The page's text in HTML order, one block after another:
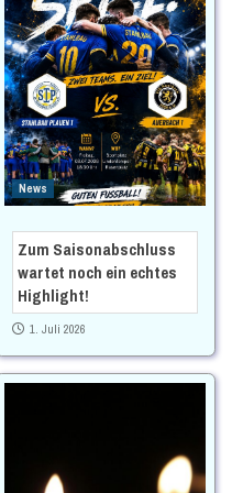
News
Zum Saisonabschluss
wartet noch ein echtes
Highlight!
1. Juli 2026